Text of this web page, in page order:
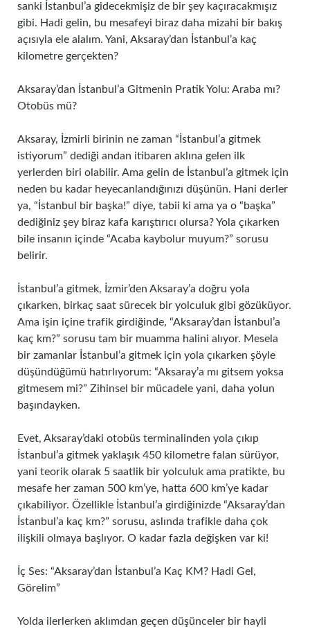
sanki İstanbul’a gidecekmişiz de bir şey kaçıracakmışız
gibi. Hadi gelin, bu mesafeyi biraz daha mizahi bir bakış
açısıyla ele alalım. Yani, Aksaray’dan İstanbul’a kaç
kilometre gerçekten?
Aksaray’dan İstanbul’a Gitmenin Pratik Yolu: Araba mı?
Otobüs mü?
Aksaray, İzmirli birinin ne zaman “İstanbul’a gitmek
istiyorum” dediği andan itibaren aklına gelen ilk
yerlerden biri olabilir. Ama gelin de İstanbul’a gitmek için
neden bu kadar heyecanlandığınızı düşünün. Hani derler
ya, “İstanbul bir başka!” diye, tabii ki ama ya o “başka”
dediğiniz şey biraz kafa karıştırıcı olursa? Yola çıkarken
bile insanın içinde “Acaba kaybolur muyum?” sorusu
belirir.
İstanbul’a gitmek, İzmir’den Aksaray’a doğru yola
çıkarken, birkaç saat sürecek bir yolculuk gibi gözüküyor.
Ama işin içine trafik girdiğinde, “Aksaray’dan İstanbul’a
kaç km?” sorusu tam bir muamma halini alıyor. Mesela
bir zamanlar İstanbul’a gitmek için yola çıkarken şöyle
düşündüğümü hatırlıyorum: “Aksaray’a mı gitsem yoksa
gitmesem mi?” Zihinsel bir mücadele yani, daha yolun
başındayken.
Evet, Aksaray’daki otobüs terminalinden yola çıkıp
İstanbul’a gitmek yaklaşık 450 kilometre falan sürüyor,
yani teorik olarak 5 saatlik bir yolculuk ama pratikte, bu
mesafe her zaman 500 km’ye, hatta 600 km’ye kadar
çıkabiliyor. Özellikle İstanbul’a girdiğinizde “Aksaray’dan
İstanbul’a kaç km?” sorusu, aslında trafikle daha çok
ilişkili olmaya başlıyor. O kadar fazla değişken var ki!
İç Ses: “Aksaray’dan İstanbul’a Kaç KM? Hadi Gel,
Görelim”
Yolda ilerlerken aklımdan geçen düşünceler bir hayli